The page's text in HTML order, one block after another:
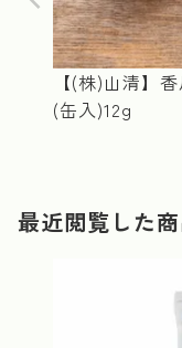
【(株)山清】
(缶入)12g
最近閲覧した